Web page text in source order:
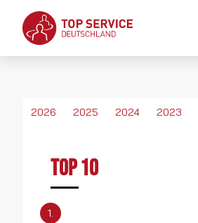
2026 2025 2024 2023
TOP 10
1.